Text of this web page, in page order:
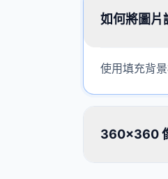
如何將圖
使用填充背
360×360